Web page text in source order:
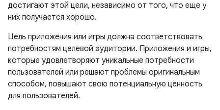
достигают этой цели, независимо от того, что еще у
них получается хорошо.
Цель приложения или игры должна соответствовать
потребностям целевой аудитории. Приложения и игры,
которые удовлетворяют уникальные потребности
пользователей или решают проблемы оригинальным
способом, повышают свою потенциальную ценность
для пользователей.